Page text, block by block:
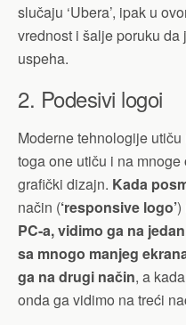
slučaju ‘Ubera’, ipak u
vrednost i šalje poruku
uspeha.
2. Podesivi logoi
Moderne tehnologije
toga one utiču i na
grafički dizajn. Kada
način (‘responsive logo’)
PC-a, vidimo ga na
sa mnogo manjeg
ga na drugi način, a
onda ga vidimo na treći